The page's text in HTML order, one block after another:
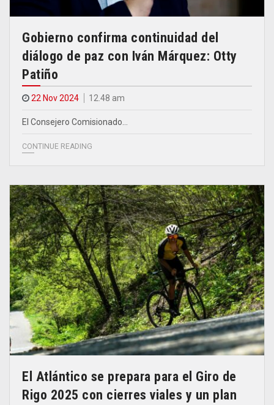
Gobierno confirma continuidad del
diálogo de paz con Iván Márquez: Otty
Patiño
22 Nov 2024 12.48 am
El Consejero Comisionado…
CONTINUE READING
El Atlántico se prepara para el Giro de
Rigo 2025 con cierres viales y un plan